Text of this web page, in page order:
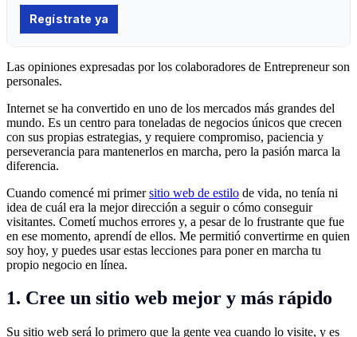
Las opiniones expresadas por los colaboradores de Entrepreneur son
personales.
Internet se ha convertido en uno de los mercados más grandes del
mundo. Es un centro para toneladas de negocios únicos que crecen
con sus propias estrategias, y requiere compromiso, paciencia y
perseverancia para mantenerlos en marcha, pero la pasión marca la
diferencia.
Cuando comencé mi primersitio web de estilo de vida, no tenía ni
idea de cuál era la mejor dirección a seguir o cómo conseguir
visitantes. Cometí muchos errores y, a pesar de lo frustrante que fue
en ese momento, aprendí de ellos. Me permitió convertirme en quien
soy hoy, y puedes usar estas lecciones para poner en marcha tu
propio negocio en línea.
1. Cree un sitio web mejor y más rápido
Su sitio web será lo primero que la gente vea cuando lo visite, y es